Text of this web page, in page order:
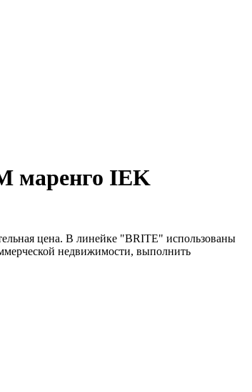
маренго IEK
цена. В линейке "BRITE" использованы
недвижимости, выполнить